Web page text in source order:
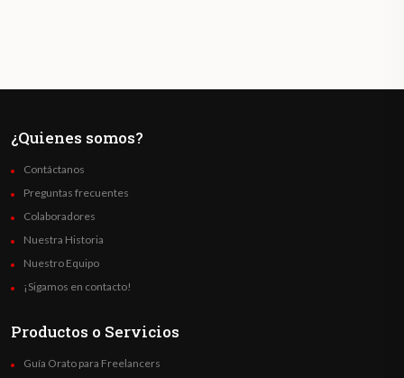
¿Quienes somos?
Contáctanos
Preguntas frecuentes
Colaboradores
Nuestra Historia
Nuestro Equipo
¡Sigamos en contacto!
Productos o Servicios
Guía Orato para Freelancers